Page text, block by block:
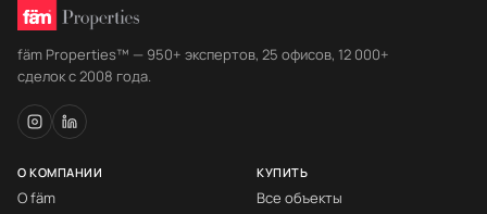
fäm Properties™ — 950+ экспертов, 25 офисов, 12 000+
сделок с 2008 года.
О КОМПАНИИ
О fäm
КУПИТЬ
Все объекты